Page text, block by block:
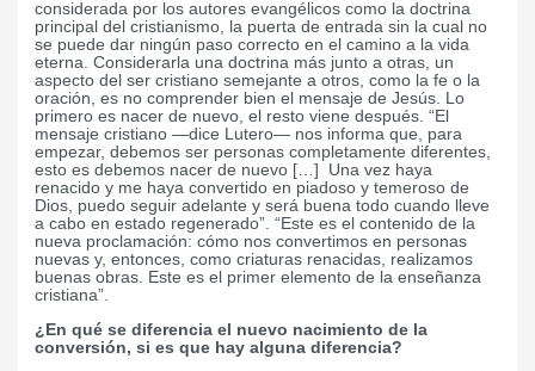
considerada por los autores evangélicos como la doctrina
principal del cristianismo, la puerta de entrada sin la cual no
se puede dar ningún paso correcto en el camino a la vida
eterna. Considerarla una doctrina más junto a otras, un
aspecto del ser cristiano semejante a otros, como la fe o la
oración, es no comprender bien el mensaje de Jesús. Lo
primero es nacer de nuevo, el resto viene después. “El
mensaje cristiano —dice Lutero— nos informa que, para
empezar, debemos ser personas completamente diferentes,
esto es debemos nacer de nuevo […]
Una vez haya
renacido y me haya convertido en piadoso y temeroso de
Dios, puedo seguir adelante y será buena todo cuando lleve
a cabo en estado regenerado”. “Este es el contenido de la
nueva proclamación: cómo nos convertimos en personas
nuevas y, entonces, como criaturas renacidas, realizamos
buenas obras. Este es el primer elemento de la enseñanza
cristiana”.
¿En qué se diferencia el nuevo nacimiento de la
conversión, si es que hay alguna diferencia?